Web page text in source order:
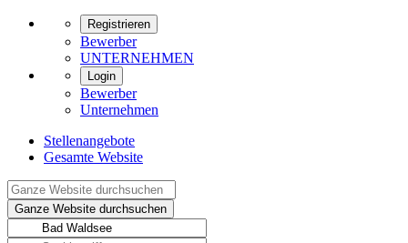
Registrieren
Bewerber
UNTERNEHMEN
Login
Bewerber
Unternehmen
Stellenangebote
Gesamte Website